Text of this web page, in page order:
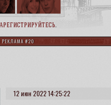
.
РЕКЛАМА #20
12 июн 2022 14:25:22